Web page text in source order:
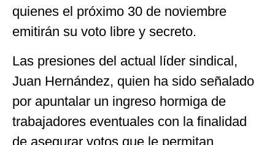
quienes el próximo 30 de noviembre
emitirán su voto libre y secreto.
Las presiones del actual líder sindical,
Juan Hernández, quien ha sido señalado
por apuntalar un ingreso hormiga de
trabajadores eventuales con la finalidad
de asegurar votos que le permitan